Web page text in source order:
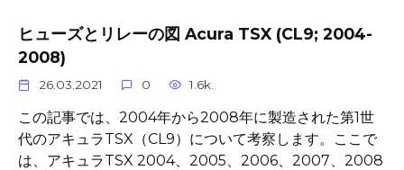
ヒューズとリレーの図 Acura TSX (CL9; 2004-
2008)
26.03.2021 0 1.6k.
この記事では、2004年から2008年に製造された第1世
代のアキュラTSX（CL9）について考察します。ここで
は、アキュラTSX 2004、2005、2006、2007、2008